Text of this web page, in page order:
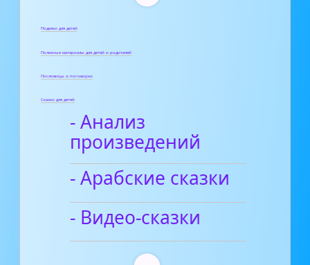
Поделки для детей
Полезные материалы для детей и родителей
Пословицы и поговорки
Сказки для детей
- Анализ
произведений
- Арабские сказки
- Видео-сказки